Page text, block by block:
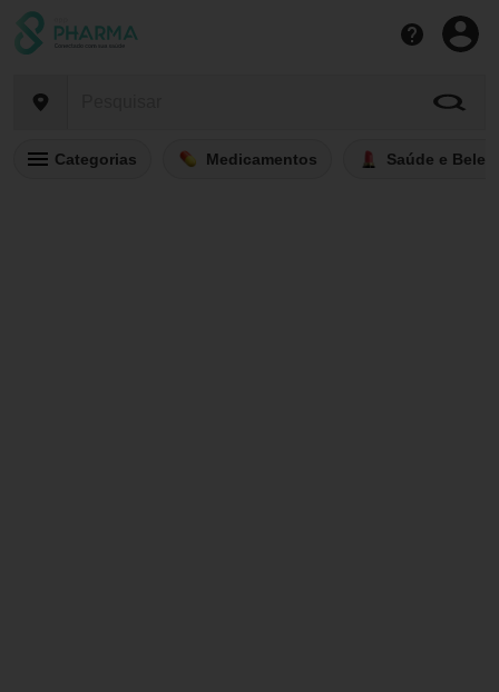
Categorias Medicamentos Saúde e